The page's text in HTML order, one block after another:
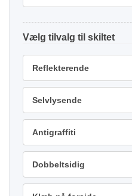
tilvalg
Reflekterende
Selvlysende
Antigraffiti
Dobbeltsidig